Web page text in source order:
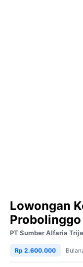
Lowongan
Probolinggo
PT Sumber Alfaria
Rp 2.600.000